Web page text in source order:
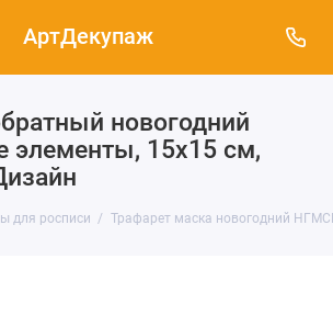
АртДекупаж
новогодний
элементы, 15х15 см,
для росписи Трафарет маска новогодний